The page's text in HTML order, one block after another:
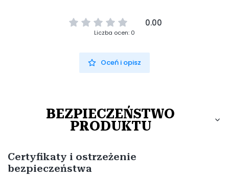
0.00
Liczba ocen: 0
Oceń i opisz
BEZPIECZEŃSTWO
PRODUKTU
Certyfikaty i ostrzeżenie
bezpieczeństwa